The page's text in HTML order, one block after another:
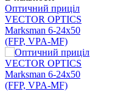
Оптичний приціл
VECTOR OPTICS
Marksman 6-24x50
(FFP, VPA-MF)